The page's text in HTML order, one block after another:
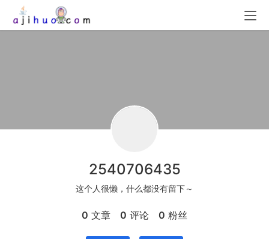
2540706435
这个人很懒，什么都没有留下～
0 文章 0 评论 0 粉丝